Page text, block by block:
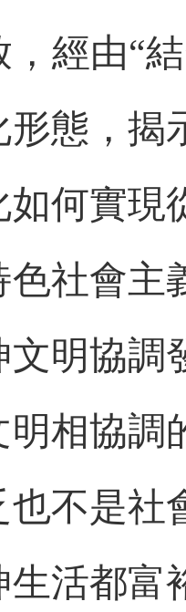
經由“
態，揭
何實現
社會主
明協調
相協調
不是社
活都富